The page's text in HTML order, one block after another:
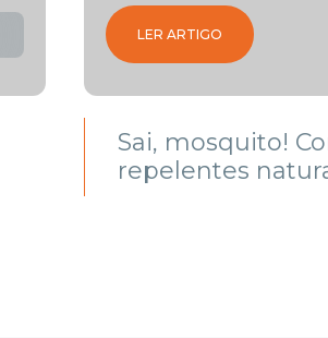
LER ARTIGO
Sai, mosquito!
repelentes